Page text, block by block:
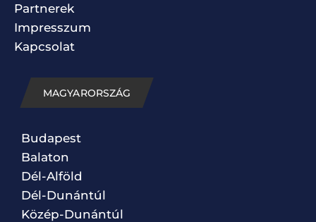
Partnerek
Impresszum
Kapcsolat
MAGYARORSZÁG
Budapest
Balaton
Dél-Alföld
Dél-Dunántúl
Közép-Dunántúl